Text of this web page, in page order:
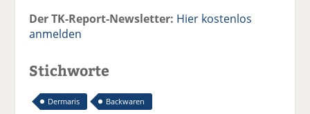
Der TK-Report-Newsletter: Hier kostenlos
anmelden
Stichworte
Dermaris Backwaren